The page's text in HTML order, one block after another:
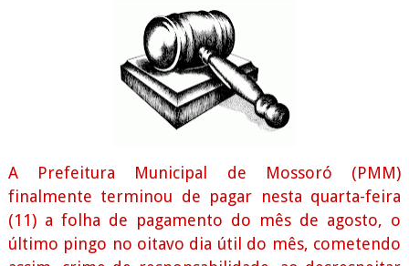
A Prefeitura Municipal de Mossoró (PMM)
finalmente terminou de pagar nesta quarta-feira
(11) a folha de pagamento do mês de agosto, o
último pingo no oitavo dia útil do mês, cometendo